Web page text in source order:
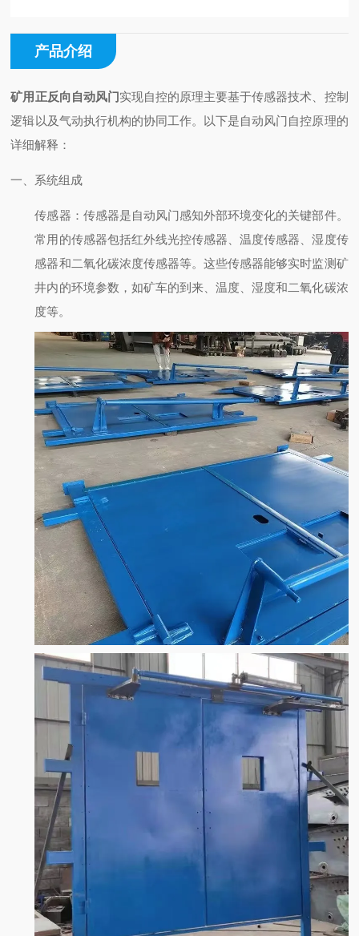
产品介绍
矿用正反向自动风门实现自控的原理主要基于传感器技术、控制
逻辑以及气动执行机构的协同工作。以下是自动风门自控原理的
详细解释：
一、系统组成
传感器：传感器是自动风门感知外部环境变化的关键部件。
常用的传感器包括红外线光控传感器、温度传感器、湿度传
感器和二氧化碳浓度传感器等。这些传感器能够实时监测矿
井内的环境参数，如矿车的到来、温度、湿度和二氧化碳浓
度等。